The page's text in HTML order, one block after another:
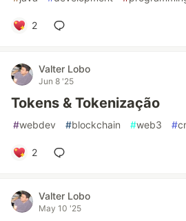
2
Valter Lobo
Jun 8 '25
Tokens & Tokenização
#webdev #blockchain #web3 #
2
Valter Lobo
May 10 '25